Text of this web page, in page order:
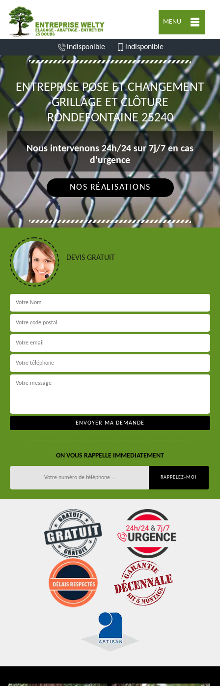
MENU
indisponible indisponible
ENTREPRISE POSE ET CHANGEMENT
GRILLAGE ET CLÔTURE
RONDEFONTAINE 25240
Nous intervenons 24h/24 sur 7j/7 en cas
d'urgence
NOS RÉALISATIONS
DEVIS GRATUIT
ON VOUS RAPPELLE IMMEDIATEMENT